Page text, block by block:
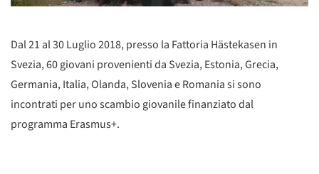
Dal 21 al 30 Luglio 2018, presso la Fattoria Hästekasen in
Svezia, 60 giovani provenienti da Svezia, Estonia, Grecia,
Germania, Italia, Olanda, Slovenia e Romania si sono
incontrati per uno scambio giovanile finanziato dal
programma Erasmus+.